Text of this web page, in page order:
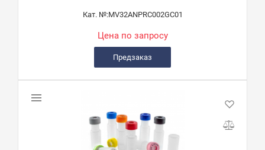
Кат. №:MV32ANPRC002GC01
Цена по запросу
Предзаказ